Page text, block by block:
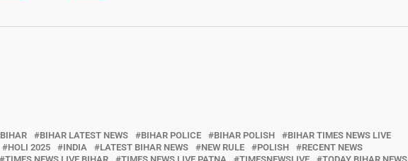
BIHAR BIHAR LATEST NEWS BIHAR POLICE BIHAR POLISH
BIHAR TIMES NEWS LIVE
HOLI 2025 INDIA LATEST BIHAR NEWS NEW RULE POLISH
RECENT NEWS